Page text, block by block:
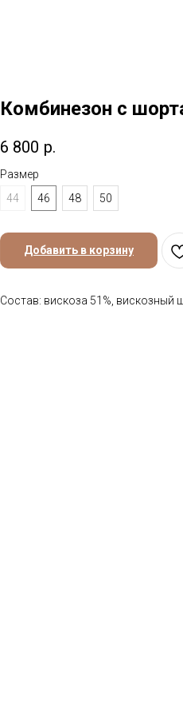
Комбинезон с
6 800 р.
Размер
44
46 48 50
Добавить в корзину
Состав: вискоза 51%, вискозный